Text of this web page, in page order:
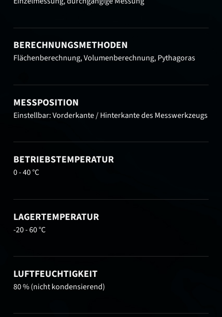
BERECHNUNGSMETHODEN
Flächenberechnung, Volumenberechnung, Pythagoras
MESSPOSITION
Einstellbar: Vorderkante / Hinterkante des Messwerkzeugs
BETRIEBSTEMPERATUR
0 - 40 °C
LAGERTEMPERATUR
-20 - 60 °C
LUFTFEUCHTIGKEIT
80 % (nicht kondensierend)